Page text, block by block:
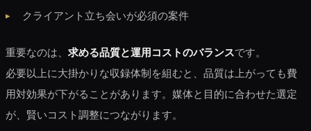
クライアント立ち会いが必須の案件
重要なのは、 求める品質と運用コストのバランスです。
必要以上に大掛かりな収録体制を組むと、品質は上がっても費
用対効果が下がることがあります。媒体と目的に合わせた選定
が、賢いコスト調整につながります。